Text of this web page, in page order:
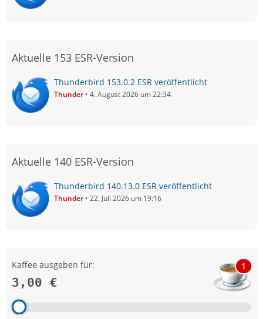
Aktuelle 153 ESR-Version
Thunderbird 153.0.2 ESR veröffentlicht
Thunder 4. August 2026 um 22:34
Aktuelle 140 ESR-Version
Thunderbird 140.13.0 ESR veröffentlicht
Thunder 22. Juli 2026 um 19:16
Kaffee ausgeben für:
3,00 €
1